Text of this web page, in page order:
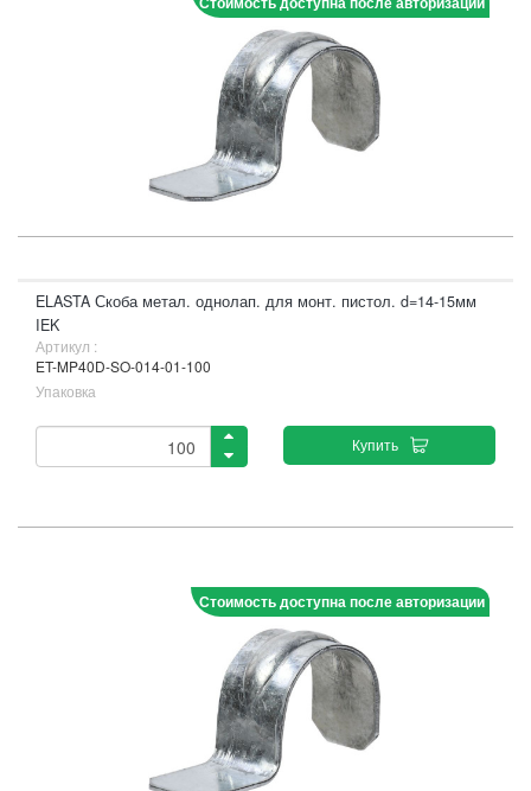
ELASTA Скоба метал. однолап. для монт. пистол. d=14-15мм
IEK
Артикул :
ET-MP40D-SO-014-01-100
Упаковка
Купить
Стоимость доступна после авторизации